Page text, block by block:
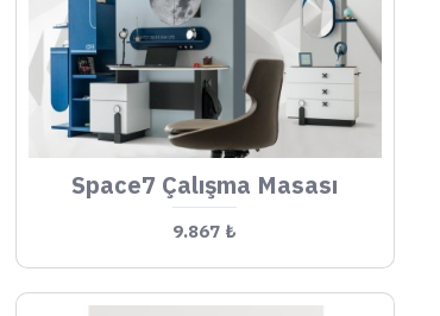
Space7 Çalışma Masası
9.867 ₺